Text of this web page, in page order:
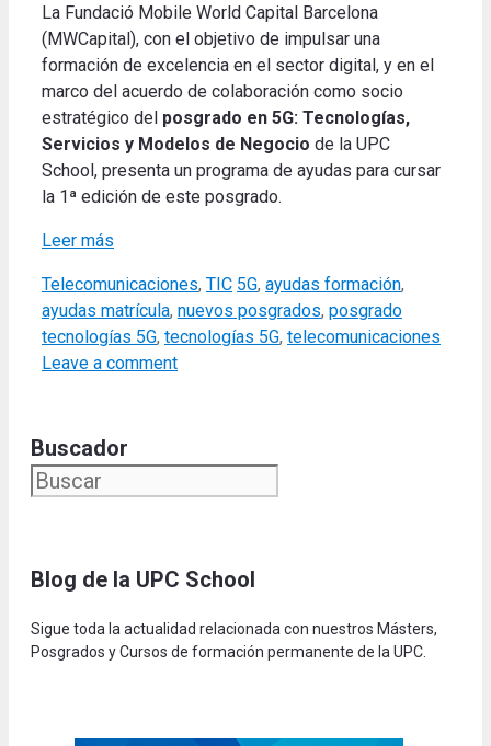
La Fundació Mobile World Capital Barcelona
(MWCapital), con el objetivo de impulsar una
formación de excelencia en el sector digital, y en el
marco del acuerdo de colaboración como socio
estratégico del posgrado en 5G: Tecnologías,
Servicios y Modelos de Negocio de la UPC
School, presenta un programa de ayudas para cursar
la 1ª edición de este posgrado.
Leer más
Categories
Telecomunicaciones, TIC Tags
5G, ayudas formación,
ayudas matrícula, nuevos posgrados, posgrado
tecnologías 5G, tecnologías 5G, telecomunicaciones
Leave a comment
Buscador
Blog de la UPC School
Sigue toda la actualidad relacionada con nuestros Másters,
Posgrados y Cursos de formación permanente de la UPC.